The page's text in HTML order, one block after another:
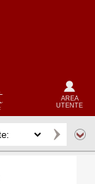
AREA
UTENTE